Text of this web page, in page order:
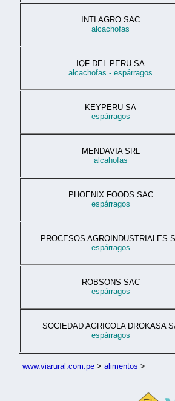
INTI AGRO SAC
alcachofas
IQF DEL PERU SA
alcachofas - espárragos
KEYPERU SA
espárragos
MENDAVIA SRL
alcahofas
PHOENIX FOODS SAC
espárragos
PROCESOS AGROINDUSTRIALES
espárragos
ROBSONS SAC
espárragos
SOCIEDAD AGRICOLA DROKASA
espárragos
www.viarural.com.pe > alimentos >